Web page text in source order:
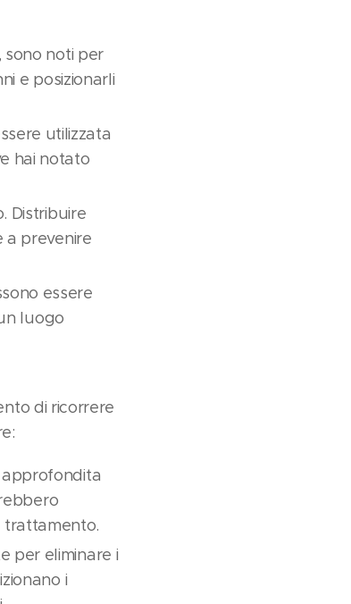
sono noti per
e posizionarli
utilizzata
hai notato
Distribuire
a prevenire
essere
luogo
di ricorrere
approfondita
trattamento.
per eliminare i
i